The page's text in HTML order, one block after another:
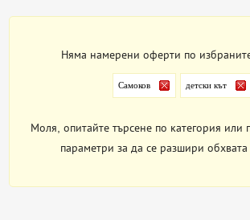
Няма намерени оферти по
Самоков детски кът
Моля, опитайте търсене по категория или
параметри за да се разшири обхвата